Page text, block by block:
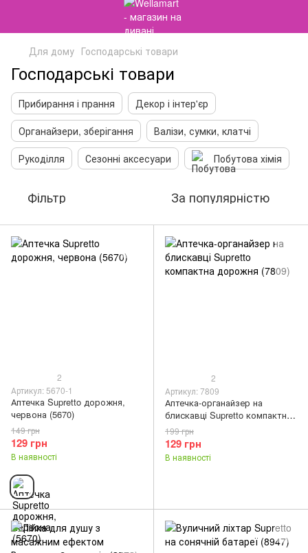
Для дому Господарські товари
Господарські товари
Прибирання і прання
Декор і інтер'єр
Органайзери, зберігання
Валізи, сумки, клатчі
Рукоділля
Сезонні аксесуари Побутова хімія
Фільтр За популярністю
2
Артикул: 5670-1
Аптечка Supretto дорожня,
червона (5670)
129 грн
149 грн
В наявності
2
Артикул: 7809
Аптечка-органайзер на
блискавці Supretto компактна
дорожня (7809)
129 грн
199 грн
В наявності